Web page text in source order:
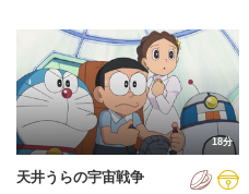
18分
天井うらの宇宙戦争